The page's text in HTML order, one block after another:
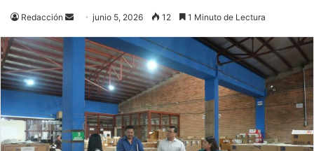
Redacción
Send
email
junio 5, 2026 12 1 Minuto de Lectura